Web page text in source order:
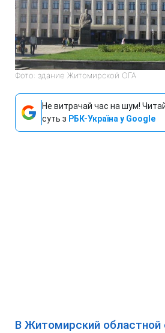
Фото: здание Житомирской ОГА
Не витрачай час на шум!
суть з РБК-Україна у Google
В Житомирский областной